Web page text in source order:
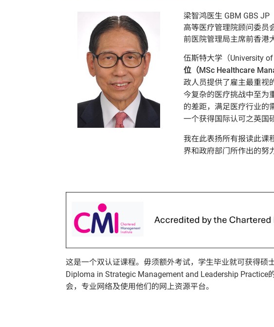
梁智鸿医生 GBM GBS JP
高等医疗管理院顾问委员
前医院管理局主席前香港
伍斯特大学（University
位（MSc Healthcare
政人员提供了雇主最重视
今复杂的医疗挑战中至为
的差距，满足医疗行业的
一个获得国际认可之英国
我在此表扬所有报读此课
界和政府部门所作出的努
这是一个双认证课程。毋须额外考试，学生毕业就可获得硕
Diploma in Strategic Management and Leadership Practice
会，专业网络及使用他们的网上资源平台。